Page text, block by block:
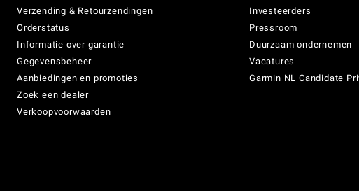
Verzending & Retourzendingen
Orderstatus
Informatie over garantie
Gegevensbeheer
Aanbiedingen en promoties
Zoek een dealer
Verkoopvoorwaarden
Investeerders
Pressroom
Duurzaam ondernemen
Vacatures
Garmin NL Candidate